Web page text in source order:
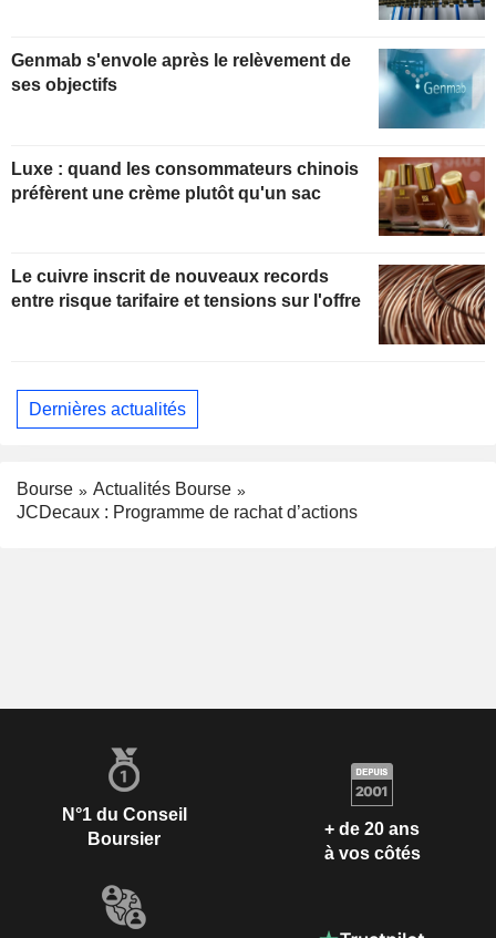
Genmab s'envole après le relèvement de
ses objectifs
Luxe : quand les consommateurs chinois
préfèrent une crème plutôt qu'un sac
Le cuivre inscrit de nouveaux records
entre risque tarifaire et tensions sur l'offre
Dernières actualités
Bourse
Actualités Bourse
JCDecaux : Programme de rachat d’actions
N°1 du Conseil
Boursier
+ de 20 ans
à vos côtés